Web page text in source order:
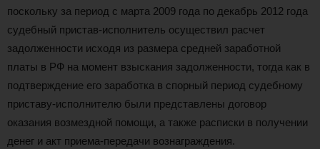
поскольку за период с марта 2009 года по декабрь 2012 года
судебный пристав-исполнитель осуществил расчет
задолженности исходя из размера средней заработной
платы в РФ на момент взыскания задолженности, тогда как в
подтверждение его заработка в спорный период судебному
приставу-исполнителю были представлены договор
оказания возмездной помощи, а также расписки в получении
денег и акт приема-передачи вознаграждения.